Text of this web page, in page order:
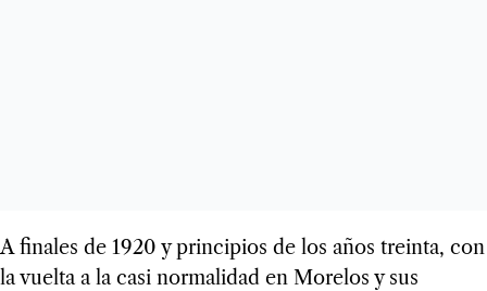
A finales de 1920 y principios de los años treinta, con
la vuelta a la casi normalidad en Morelos y sus